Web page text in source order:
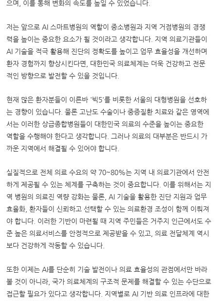
으며, 이를 통해 변화의 속도를 높일 수 있었습니다.
저는 앞으로 AI 스마트병원의 역할이 중소병원과 지역 거점병원의 경쟁
력을 높이는 중요한 요소가 될 것이라고 생각합니다. 지역 의료기관들이
AI 기술을 적극 활용해 진단의 정확도를 높이고 업무 효율성을 개선하며
환자 경험까지 향상시킨다면, 대한민국 의료체계는 더욱 건강하고 전문
적인 방향으로 발전할 수 있을 것입니다.
현재 많은 환자분들이 이른바 '빅5'를 비롯한 서울의 대형병원을 선호하
는 경향이 있습니다. 물론 고난도 수술이나 중증질환 치료와 같은 영역에
서는 이러한 상급종합병원들이 대한민국 의료의 수준을 높이는 중요한
역할을 수행해야 한다고 생각합니다. 그러나 의료의 대부분은 반드시 가
까운 지역에서 해결될 수 있어야 합니다.
실질적으로 전체 의료 수요의 약 70~80%는 지역 내 의료기관에서 안전
하게 제공될 수 있는 체계를 구축하는 것이 중요합니다. 이를 위해서는 지
역 병원의 의료진 역량 강화는 물론, AI 기술을 활용한 진단 지원과 업무
효율화, 환자들이 신뢰하고 선택할 수 있는 의료환경 조성이 함께 이뤄져
야 합니다. 이러한 기반이 마련될 때 지역 주민들은 거주지 인근에서도 수
준 높은 의료서비스를 안정적으로 제공받을 수 있고, 의료 전달체계 역시
보다 건강하게 작동할 수 있습니다.
또한 이제는 AI를 단순히 기술 발전이나 의료 효율성의 관점에서만 바라
볼 것이 아니라, 국가 의료체계의 구조적 문제를 해결할 수 있는 수단으로
접근할 필요가 있다고 생각합니다. 지역별로 AI 기반 의료 인프라에 대한